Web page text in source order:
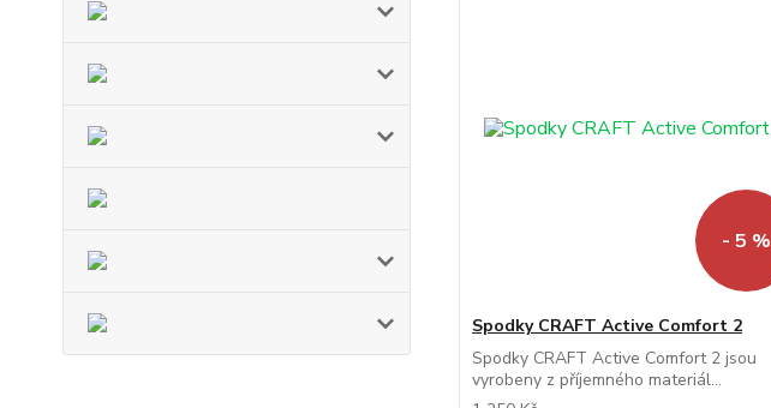
- 5 %
Spodky CRAFT Active Comfort 2
Spodky CRAFT Active Comfort 2 jsou
vyrobeny z příjemného materiál...